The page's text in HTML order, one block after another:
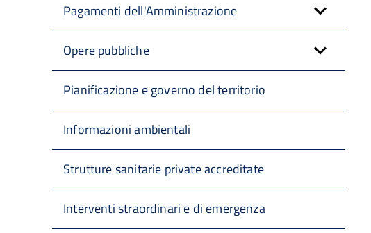
Pagamenti dell'Amministrazione
Opere pubbliche
Pianificazione e governo del territorio
Informazioni ambientali
Strutture sanitarie private accreditate
Interventi straordinari e di emergenza